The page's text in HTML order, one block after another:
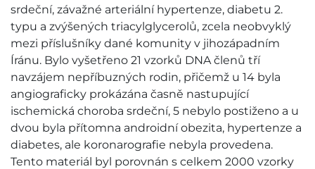
srdeční, závažné arteriální hypertenze, diabetu 2.
typu a zvýšených triacylglycerolů, zcela neobvyklý
mezi příslušníky dané komunity v jihozápadním
Íránu. Bylo vyšetřeno 21 vzorků DNA členů tří
navzájem nepříbuzných rodin, přičemž u 14 byla
angiograficky prokázána časně nastupující
ischemická choroba srdeční, 5 nebylo postiženo a u
dvou byla přítomna androidní obezita, hypertenze a
diabetes, ale koronarografie nebyla provedena.
Tento materiál byl porovnán s celkem 2000 vzorky